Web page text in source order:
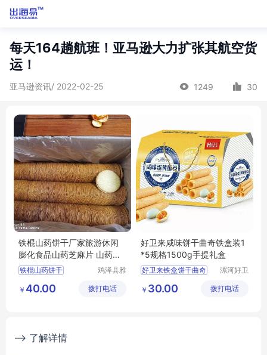
每天164趟航班！亚马逊大力扩张其航空货
运！
亚马逊资讯/ 2022-02-25 1249 30
铁棍山药饼干厂家旅游休闲
膨化食品山药芝麻片 山药饼
薄片
铁棍山药饼干
铁棍山药芝麻片
鸡泽县雅
限公司
￥ 40.00 拨打电话
好卫来咸味饼干曲奇铁盒装1
*5规格1500g手提礼盒
好卫来铁盒饼干曲奇
漯河好卫
限公司
￥ 30.00 拨打电话
--> 了解详情